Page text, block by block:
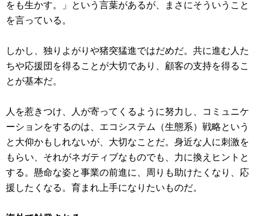
をも生かす。」という言葉があるが、まさにそういうこと
を言っている。
しかし、独りよがりや猪突猛進ではだめだ。共に進む人た
ちや応援団を得ることが大切であり、顧客の支持を得るこ
とが基本だ。
人を惹きつけ、人が寄ってくるように努力し、コミュニケ
ーションをするのは、エコシステム（生態系）戦略という
と大仰かもしれないが、大切なことだ。身近な人に刺激を
もらい、それがネガティブなものでも、力に換えヒントと
する。懸命な姿と事業の前進に、周りも助けたくなり、応
援したくなる。育まれ上手になりたいものだ。